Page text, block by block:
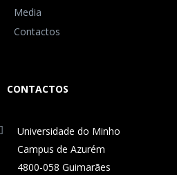
Media
Contactos
CONTACTOS
Universidade do Minho
Campus de Azurém
4800-058 Guimarães